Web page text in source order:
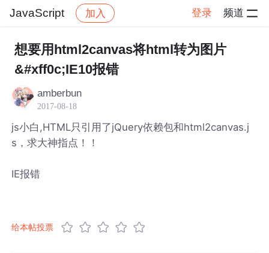
JavaScript 加入 登录 频道
社区 JavaScript 帖子详情
想要用html2canvas将html转为图片
&#xff0c;IE10报错
amberbun
2017-08-18
js小白,HTML只引用了jQuery依赖包和html2canvas.j
s，求大神指点！！
IE报错
给本帖投票